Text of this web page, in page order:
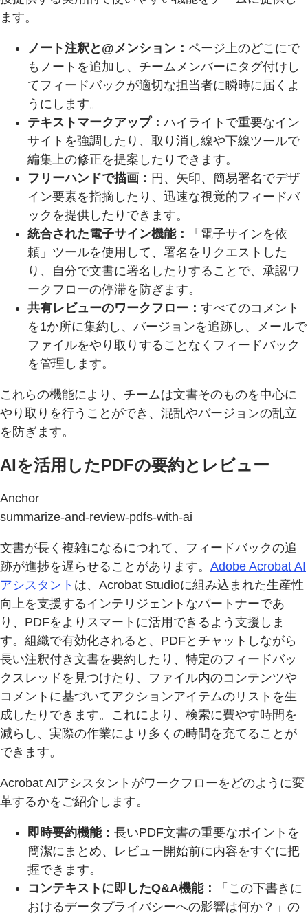
ます。
ノート注釈と@メンション： ページ上のどこにで
もノートを追加し、チームメンバーにタグ付けし
てフィードバックが適切な担当者に瞬時に届くよ
うにします。
テキストマークアップ： ハイライトで重要なイン
サイトを強調したり、取り消し線や下線ツールで
編集上の修正を提案したりできます。
フリーハンドで描画： 円、矢印、簡易署名でデザ
イン要素を指摘したり、迅速な視覚的フィードバ
ックを提供したりできます。
統合された電子サイン機能：
「電子サインを依
頼」ツールを使用して、署名をリクエストした
り、自分で文書に署名したりすることで、承認ワ
ークフローの停滞を防ぎます。
共有レビューのワークフロー： すべてのコメント
を1か所に集約し、バージョンを追跡し、メールで
ファイルをやり取りすることなくフィードバック
を管理します。
これらの機能により、チームは文書そのものを中心に
やり取りを行うことができ、混乱やバージョンの乱立
を防ぎます。
AIを活用したPDFの要約とレビュー
Anchor
summarize-and-review-pdfs-with-ai
文書が長く複雑になるにつれて、フィードバックの追
跡が進捗を遅らせることがあります。 Adobe Acrobat AI
アシスタント は、Acrobat Studioに組み込まれた生産性
向上を支援するインテリジェントなパートナーであ
り、PDFをよりスマートに活用できるよう支援しま
す。組織で有効化されると、PDFとチャットしながら
長い注釈付き文書を要約したり、特定のフィードバッ
クスレッドを見つけたり、ファイル内のコンテンツや
コメントに基づいてアクションアイテムのリストを生
成したりできます。これにより、検索に費やす時間を
減らし、実際の作業により多くの時間を充てることが
できます。
Acrobat AIアシスタントがワークフローをどのように変
革するかをご紹介します。
即時要約機能： 長いPDF文書の重要なポイントを
簡潔にまとめ、レビュー開始前に内容をすぐに把
握できます。
コンテキストに即したQ&A機能：
「この下書きに
おけるデータプライバシーへの影響は何か？」の